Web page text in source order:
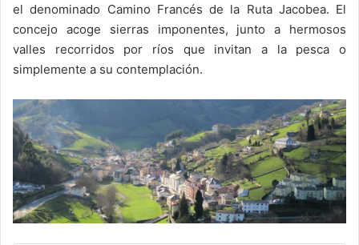
el denominado Camino Francés de la Ruta Jacobea. El
concejo acoge sierras imponentes, junto a hermosos
valles recorridos por ríos que invitan a la pesca o
simplemente a su contemplación.